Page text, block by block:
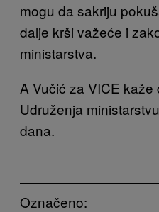
mogu da sakriju
dalje krši važeće i
ministarstva.
A Vučić za VICE
Udruženja
dana.
Označeno: